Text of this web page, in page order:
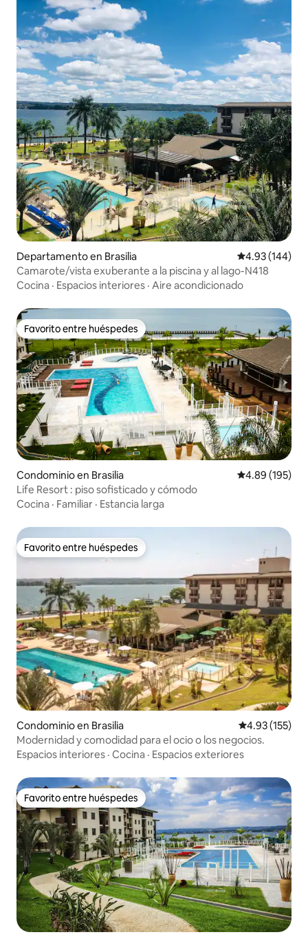
Departamento en Brasilia Calificación
4.93 (144)
Camarote/vista exuberante a la piscina y al lago-N418
Cocina · Espacios interiores · Aire acondicionado
Favorito entre huéspedes
Favorito entre huéspedes
Condominio en Brasilia Calificación
4.89 (195)
Life Resort : piso sofisticado y cómodo
Cocina · Familiar · Estancia larga
Favorito entre huéspedes
Favorito entre huéspedes
Condominio en Brasilia Calificación
4.93 (155)
Modernidad y comodidad para el ocio o los negocios.
Espacios interiores · Cocina · Espacios exteriores
Favorito entre huéspedes
Favorito entre huéspedes